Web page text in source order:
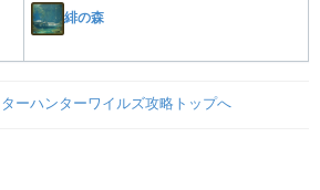
緋の森
ーハンターワイルズ攻略トップへ